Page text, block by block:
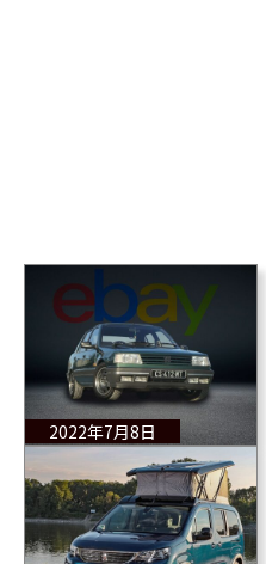
2022年7月8日